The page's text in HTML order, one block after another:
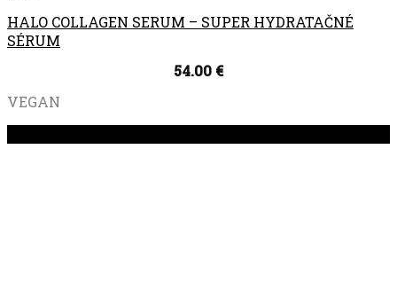
HALO COLLAGEN SERUM – SUPER HYDRATAČNÉ
SÉRUM
54.00 €
VEGAN